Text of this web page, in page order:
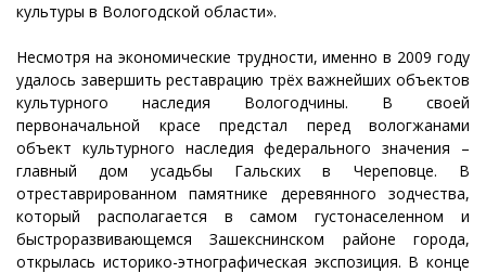
культуры в Вологодской области».
Несмотря на экономические трудности, именно в 2009 году
удалось завершить реставрацию трёх важнейших объектов
культурного наследия Вологодчины. В своей
первоначальной красе предстал перед вологжанами
объект культурного наследия федерального значения –
главный дом усадьбы Гальских в Череповце. В
отреставрированном памятнике деревянного зодчества,
который располагается в самом густонаселенном и
быстроразвивающемся Зашекснинском районе города,
открылась историко-этнографическая экспозиция. В конце